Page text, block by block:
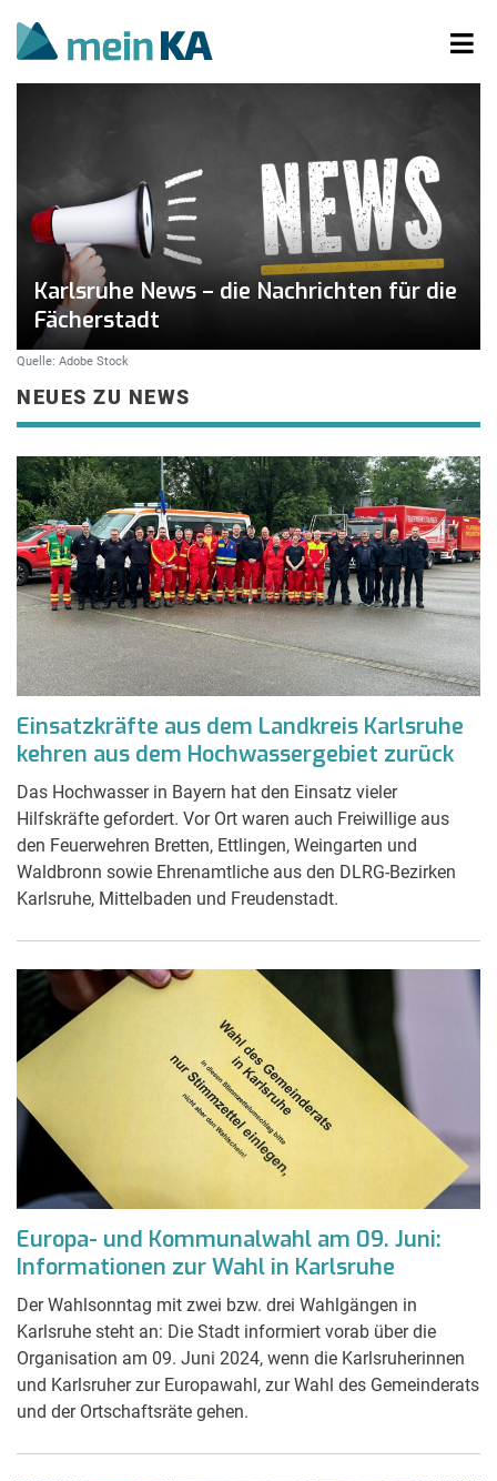
Karlsruhe News – die Nachrichten für die
Fächerstadt
Quelle: Adobe Stock
NEUES ZU NEWS
Einsatzkräfte aus dem Landkreis Karlsruhe
kehren aus dem Hochwassergebiet zurück
Das Hochwasser in Bayern hat den Einsatz vieler
Hilfskräfte gefordert. Vor Ort waren auch Freiwillige aus
den Feuerwehren Bretten, Ettlingen, Weingarten und
Waldbronn sowie Ehrenamtliche aus den DLRG-Bezirken
Karlsruhe, Mittelbaden und Freudenstadt.
Europa- und Kommunalwahl am 09. Juni:
Informationen zur Wahl in Karlsruhe
Der Wahlsonntag mit zwei bzw. drei Wahlgängen in
Karlsruhe steht an: Die Stadt informiert vorab über die
Organisation am 09. Juni 2024, wenn die Karlsruherinnen
und Karlsruher zur Europawahl, zur Wahl des Gemeinderats
und der Ortschaftsräte gehen.